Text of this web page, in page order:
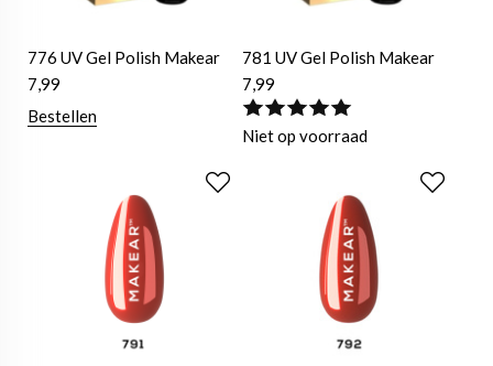
776 UV Gel Polish Makear
7,99
Bestellen
781 UV Gel Polish Makear
7,99
Niet op voorraad